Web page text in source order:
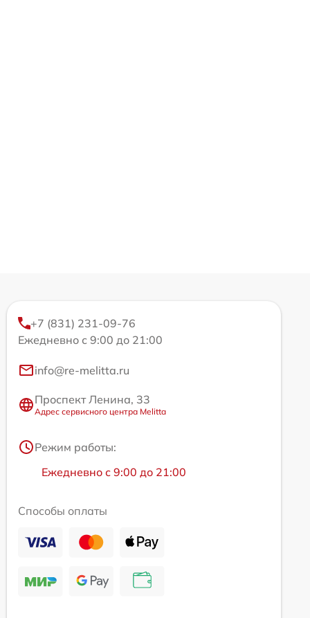
+7 (831) 231-09-76
Ежедневно с 9:00 до 21:00
info@re-melitta.ru
Проспект Ленина, 33
Адрес сервисного центра Melitta
Режим работы:
Ежедневно с 9:00 до 21:00
Способы оплаты